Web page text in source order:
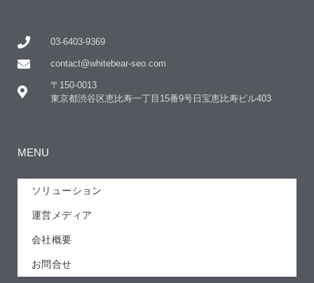
03-6403-9369
contact@whitebear-seo.com
〒150-0013
東京都渋谷区恵比寿一丁目15番9号日宝恵比寿ビル403
MENU
ソリューション
運営メディア
会社概要
お問合せ